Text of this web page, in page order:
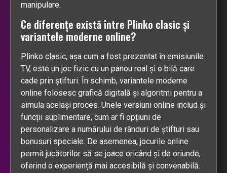
manipulare.
Ce diferențe există între Plinko clasic și
variantele moderne online?
Plinko clasic, așa cum a fost prezentat în emisiunile
TV, este un joc fizic cu un panou real și o bilă care
cade prin știfturi. În schimb, variantele moderne
online folosesc grafică digitală și algoritmi pentru a
simula același proces. Unele versiuni online includ și
funcții suplimentare, cum ar fi opțiuni de
personalizare a numărului de rânduri de știfturi sau
bonusuri speciale. De asemenea, jocurile online
permit jucătorilor să se joace oricând și de oriunde,
oferind o experiență mai accesibilă și convenabilă.